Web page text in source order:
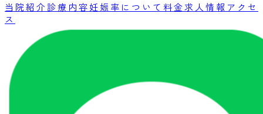
当院紹介診療内容妊娠率について 料金求人情報 アクセ
ス